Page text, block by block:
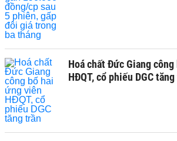
Hoá chất Đức Giang
HĐQT, cổ phiếu DGC